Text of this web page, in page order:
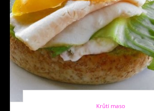
22. 10. 2015
Krůtí maso